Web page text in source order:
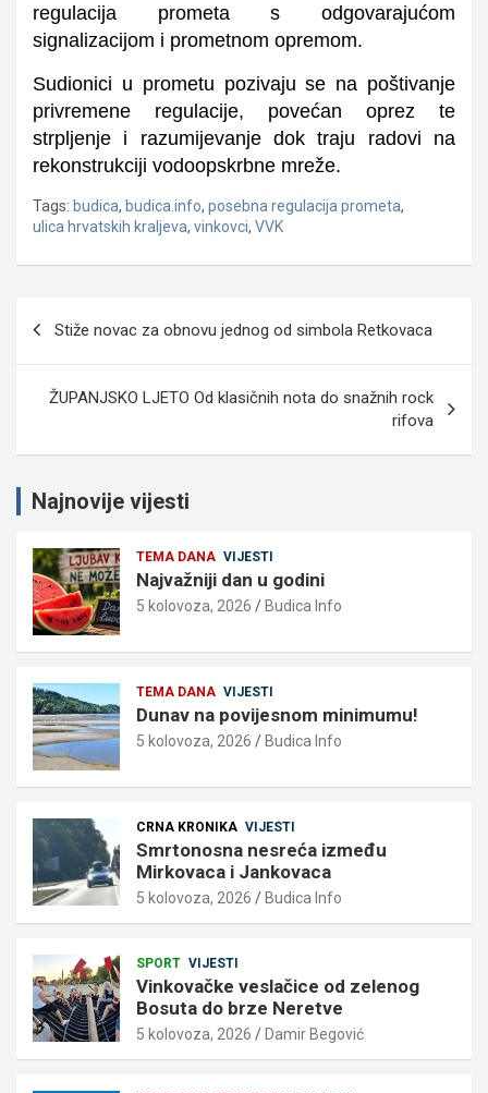
regulacija prometa s odgovarajućom
signalizacijom i prometnom opremom.
Sudionici u prometu pozivaju se na poštivanje
privremene regulacije, povećan oprez te
strpljenje i razumijevanje dok traju radovi na
rekonstrukciji vodoopskrbne mreže.
Tags: budica, budica.info, posebna regulacija prometa,
ulica hrvatskih kraljeva, vinkovci, VVK
Stiže novac za obnovu jednog od simbola Retkovaca
ŽUPANJSKO LJETO Od klasičnih nota do snažnih rock
rifova
Najnovije vijesti
TEMA DANA VIJESTI
Najvažniji dan u godini
5 kolovoza, 2026 Budica Info
TEMA DANA VIJESTI
Dunav na povijesnom minimumu!
5 kolovoza, 2026 Budica Info
CRNA KRONIKA VIJESTI
Smrtonosna nesreća između
Mirkovaca i Jankovaca
5 kolovoza, 2026 Budica Info
SPORT VIJESTI
Vinkovačke veslačice od zelenog
Bosuta do brze Neretve
5 kolovoza, 2026 Damir Begović